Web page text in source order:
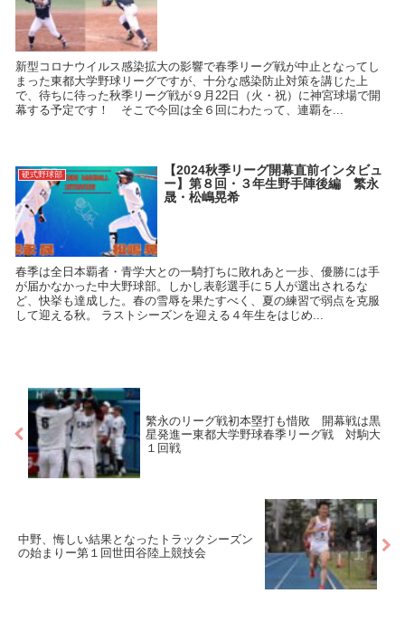
新型コロナウイルス感染拡大の影響で春季リーグ戦が中止となってし
まった東都大学野球リーグですが、十分な感染防止対策を講じた上
で、待ちに待った秋季リーグ戦が９月22日（火・祝）に神宮球場で開
幕する予定です！ そこで今回は全６回にわたって、連覇を...
硬式野球部
【2024秋季リーグ開幕直前インタビュ
ー】第８回・３年生野手陣後編 繁永
晟・松嶋晃希
春季は全日本覇者・青学大との一騎打ちに敗れあと一歩、優勝には手
が届かなかった中大野球部。しかし表彰選手に５人が選出されるな
ど、快挙も達成した。春の雪辱を果たすべく、夏の練習で弱点を克服
して迎える秋。 ラストシーズンを迎える４年生をはじめ...
繁永のリーグ戦初本塁打も惜敗 開幕戦は黒
星発進ー東都大学野球春季リーグ戦 対駒大
１回戦
中野、悔しい結果となったトラックシーズン
の始まりー第１回世田谷陸上競技会